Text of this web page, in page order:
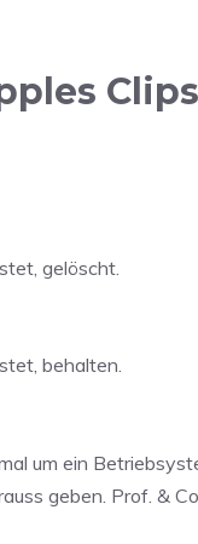
gelöscht.
behalten.
um ein
geben. Prof. &